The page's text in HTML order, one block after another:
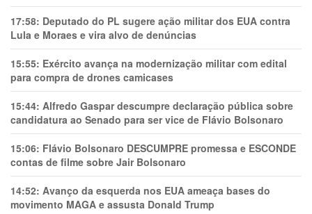
17:58: Deputado do PL sugere ação militar dos EUA contra
Lula e Moraes e vira alvo de denúncias
15:55: Exército avança na modernização militar com edital
para compra de drones camicases
15:44: Alfredo Gaspar descumpre declaração pública sobre
candidatura ao Senado para ser vice de Flávio Bolsonaro
15:06: Flávio Bolsonaro DESCUMPRE promessa e ESCONDE
contas de filme sobre Jair Bolsonaro
14:52: Avanço da esquerda nos EUA ameaça bases do
movimento MAGA e assusta Donald Trump